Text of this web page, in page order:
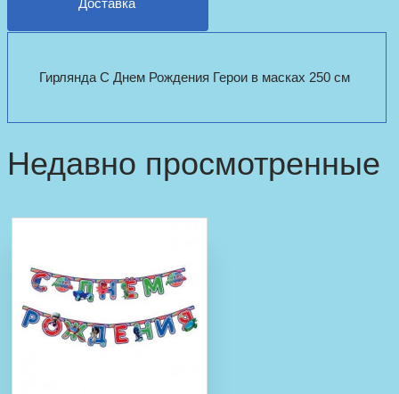
Доставка
Гирлянда С Днем Рождения Герои в масках 250 см
Недавно просмотренные